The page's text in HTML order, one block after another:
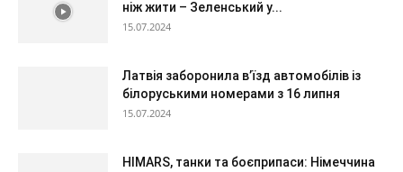
ніж жити – Зеленський у...
15.07.2024
Латвія заборонила в’їзд автомобілів із
білоруськими номерами з 16 липня
15.07.2024
HIMARS, танки та боєприпаси: Німеччина